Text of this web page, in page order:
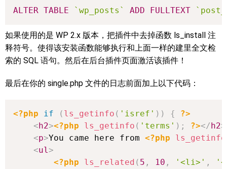
ALTER TABLE `wp_posts` ADD FULLTEXT
如果使用的是 WP 2.x 版本，把插件中去掉函数 ls_install 注
释符号。使得该安装函数能够执行和上面一样的建里全文检
索的 SQL 语句。然后在后台插件页面激活该插件！
最后在你的 single.php 文件的日志前面加上以下代码：
<?php if ( ls_getinfo ( 'isref' ) ) {
?>
<h2><?php ls_getinfo ( 'terms' ) ; ?></h2>
<p>You came here from <?php ls_getinfo
<ul>
<?php
ls_related ( 5 , 10 , '<li>' ,